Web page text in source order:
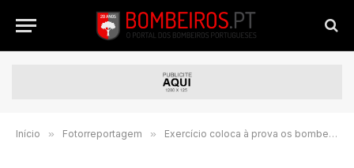
Início » Fotorreportagem » Exercício coloca à prova os bombeiros